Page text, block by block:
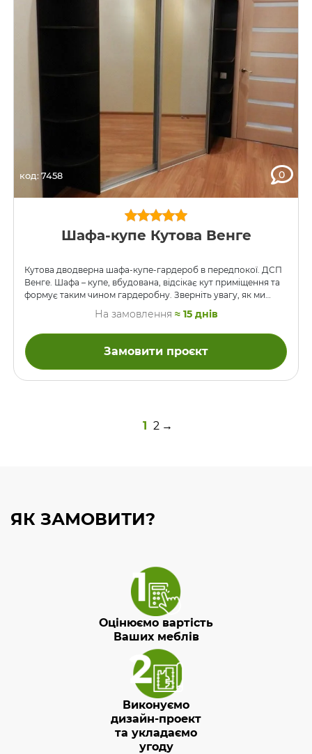
код: 7458 0
Шафа-купе Кутова Венге
Кутова дводверна шафа-купе-гардероб в передпокої. ДСП
Венге. Шафа – купе, вбудована, відсікає кут приміщення та
формує таким чином гардеробну. Зверніть увагу, як ми
На замовлення ≈ 15 днів
Замовити проєкт
1 2 →
ЯК ЗАМОВИТИ?
Оцінюємо вартість
Ваших меблів
Виконуємо
дизайн-проект
та укладаємо
угоду